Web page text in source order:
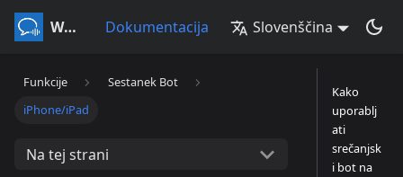
Whisperr Dokumentacija Slovenščina
Funkcije
Sestanek Bot
iPhone/iPad
Na tej strani
Kako
uporablj
ati
srečanjsk
i bot na